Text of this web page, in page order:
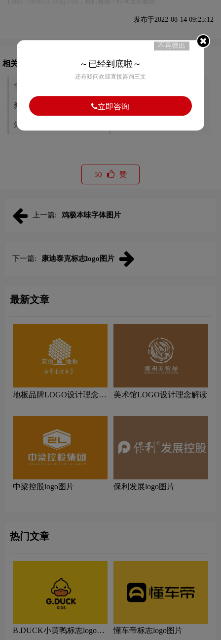
发布于2022-08-14 09:25:12
相关文章推荐
悟本寝宫字体图片
新干线字体图片 乐乃农场字体图片
知味花生软糖字体图片
50 赞
上一篇: 鸡极本味字体图片
下一篇: 康迪泰克标志logo图片
最新文章
地板品牌LOGO设计理念解
美术馆LOGO设计理念解读
中梁控股logo图片 保利发展logo图片
热门文章
B.DUCK小黄鸭标志logo图
懂车帝标志logo图片
不再弹出
～已经到底啦～
还有疑问欢迎直接咨询三文
立即咨询